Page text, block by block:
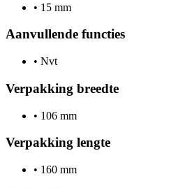
• 15 mm
Aanvullende functies
• Nvt
Verpakking breedte
• 106 mm
Verpakking lengte
• 160 mm